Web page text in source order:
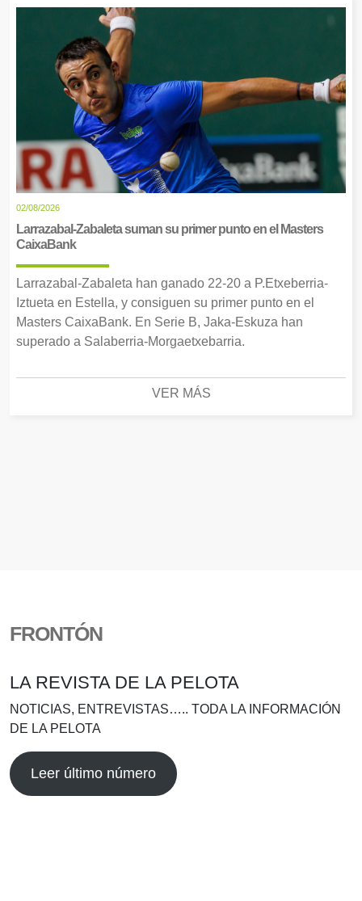
02/08/2026
Larrazabal-Zabaleta suman su primer punto en el Masters
CaixaBank
Larrazabal-Zabaleta han ganado 22-20 a P.Etxeberria-
Iztueta en Estella, y consiguen su primer punto en el
Masters CaixaBank. En Serie B, Jaka-Eskuza han
superado a Salaberria-Morgaetxebarria.
VER MÁS
FRONTÓN
LA REVISTA DE LA PELOTA
NOTICIAS, ENTREVISTAS….. TODA LA INFORMACIÓN
DE LA PELOTA
Leer último número